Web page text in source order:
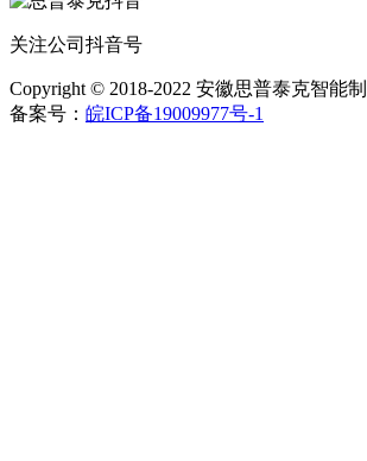
关注公司抖音号
Copyright © 2018-2022 安徽思普泰克智能
备案号： 皖ICP备19009977号-1